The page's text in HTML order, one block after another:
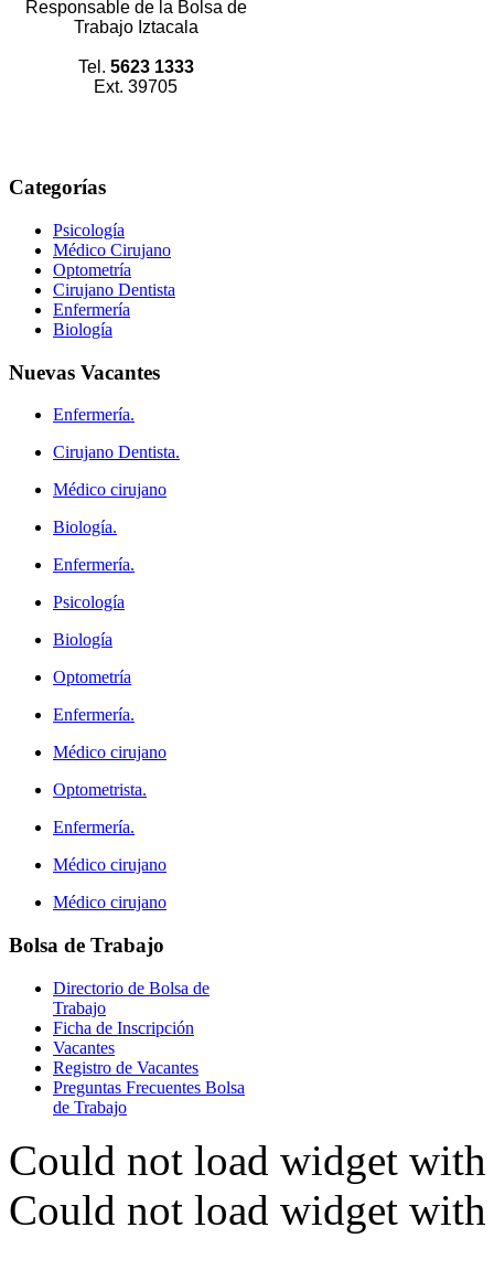
Responsable de la Bolsa de
Trabajo Iztacala
Tel. 5623 1333
Ext. 39705
Categorías
Psicología
Médico Cirujano
Optometría
Cirujano Dentista
Enfermería
Biología
Nuevas Vacantes
Enfermería.
Cirujano Dentista.
Médico cirujano
Biología.
Enfermería.
Psicología
Biología
Optometría
Enfermería.
Médico cirujano
Optometrista.
Enfermería.
Médico cirujano
Médico cirujano
Bolsa de Trabajo
Directorio de Bolsa de
Trabajo
Ficha de Inscripción
Vacantes
Registro de Vacantes
Preguntas Frecuentes Bolsa
de Trabajo
Could not load widget
Could not load widget